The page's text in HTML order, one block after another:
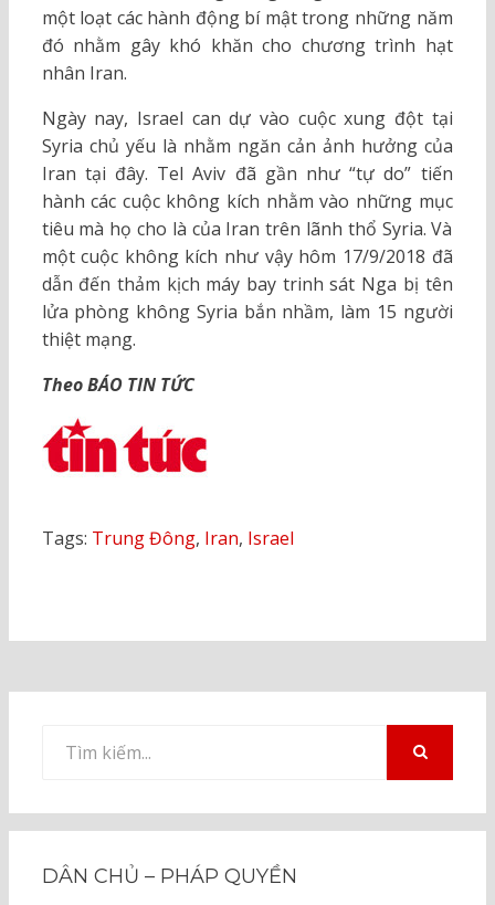
một loạt các hành động bí mật trong những năm
đó nhằm gây khó khăn cho chương trình hạt
nhân Iran.
Ngày nay, Israel can dự vào cuộc xung đột tại
Syria chủ yếu là nhằm ngăn cản ảnh hưởng của
Iran tại đây. Tel Aviv đã gần như “tự do” tiến
hành các cuộc không kích nhằm vào những mục
tiêu mà họ cho là của Iran trên lãnh thổ Syria. Và
một cuộc không kích như vậy hôm 17/9/2018 đã
dẫn đến thảm kịch máy bay trinh sát Nga bị tên
lửa phòng không Syria bắn nhầm, làm 15 người
thiệt mạng.
Theo BÁO TIN TỨC
Tags: Trung Đông, Iran, Israel
kiếm
DÂN CHỦ – PHÁP QUYỀN